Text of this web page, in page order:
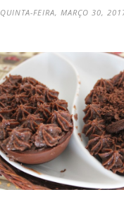
QUINTA-FEIRA, MARÇO 30,